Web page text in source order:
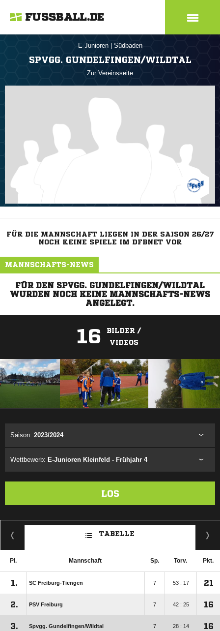
FUSSBALL.DE
E-Junioren Südbaden
SPVGG. GUNDELFINGEN/WILDTAL
Zur Vereinsseite
FÜR DIE MANNSCHAFT LIEGEN IN DER SAISON 26/27
NOCH KEINE SPIELE IM DFBNET VOR
MANNSCHAFTS-NEWS
FÜR DEN SPVGG. GUNDELFINGEN/WILDTAL
WURDEN NOCH KEINE MANNSCHAFTS-NEWS
ANGELEGT.
16
BILDER /
VIDEOS
Saison: 2023/2024
Wettbewerb: E-Junioren Kleinfeld - Frühjahr 4
LOS
TABELLE
Pl. Mannschaft Sp. Torv. Pkt.
1. SC Freiburg-Tiengen 7 53 : 17 21
2. PSV Freiburg 7 42 : 25 16
3. Spvgg. Gundelfingen/​Wildtal 7 28 : 14 16